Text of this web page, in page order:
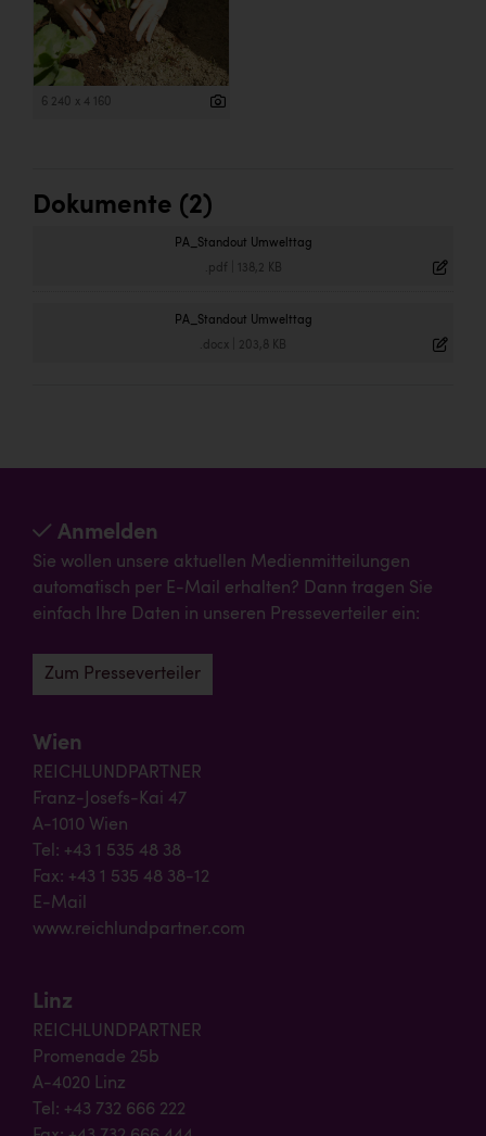
6 240 x 4 160
Dokumente (2)
PA_Standout Umwelttag
.pdf 138,2 KB
PA_Standout Umwelttag
.docx 203,8 KB
Anmelden
Sie wollen unsere aktuellen Medienmitteilungen
automatisch per E-Mail erhalten? Dann tragen Sie
einfach Ihre Daten in unseren Presseverteiler ein:
Zum Presseverteiler
Wien
REICHLUNDPARTNER
Franz-Josefs-Kai 47
A-1010 Wien
Tel: +43 1 535 48 38
Fax: +43 1 535 48 38-12
E-Mail
www.reichlundpartner.com
Linz
REICHLUNDPARTNER
Promenade 25b
A-4020 Linz
Tel: +43 732 666 222